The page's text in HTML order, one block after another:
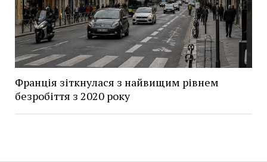
Франція зіткнулася з найвищим рівнем
безробіття з 2020 року